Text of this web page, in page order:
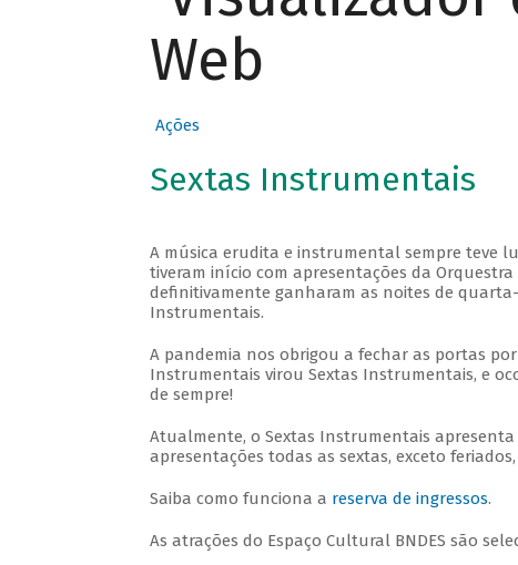
Web
Ações
Sextas Instrumentais
A música erudita e instrumental sempre teve
tiveram início com apresentações da
definitivamente ganharam as noites de
Instrumentais.
A pandemia nos obrigou a fechar as portas
Instrumentais virou Sextas Instrumentais, e
de sempre!
Atualmente, o Sextas Instrumentais
apresentações todas as sextas, exceto feriados,
Saiba como funciona a reserva de ingressos.
As atrações do Espaço Cultural BNDES são